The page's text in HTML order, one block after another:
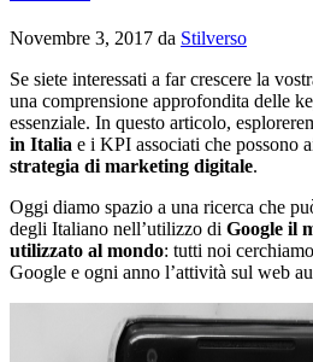
Novembre 3, 2017 da Stilverso
Se siete interessati a far crescere la
una comprensione approfondita delle
essenziale. In questo articolo,
in Italia e i KPI associati che possono
strategia di marketing digitale.
Oggi diamo spazio a una ricerca che
degli Italiano nell’utilizzo di Google il
utilizzato al mondo: tutti noi
Google e ogni anno l’attività sul web